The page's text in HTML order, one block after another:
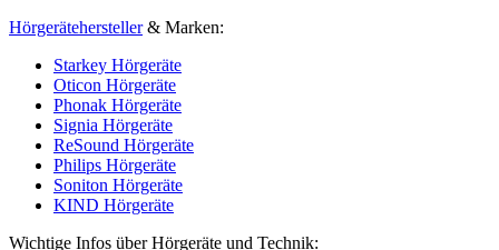
Hörgerätehersteller& Marken:
Starkey Hörgeräte
Oticon Hörgeräte
Phonak Hörgeräte
Signia Hörgeräte
ReSound Hörgeräte
Philips Hörgeräte
Soniton Hörgeräte
KIND Hörgeräte
Wichtige Infos über Hörgeräte und Technik: